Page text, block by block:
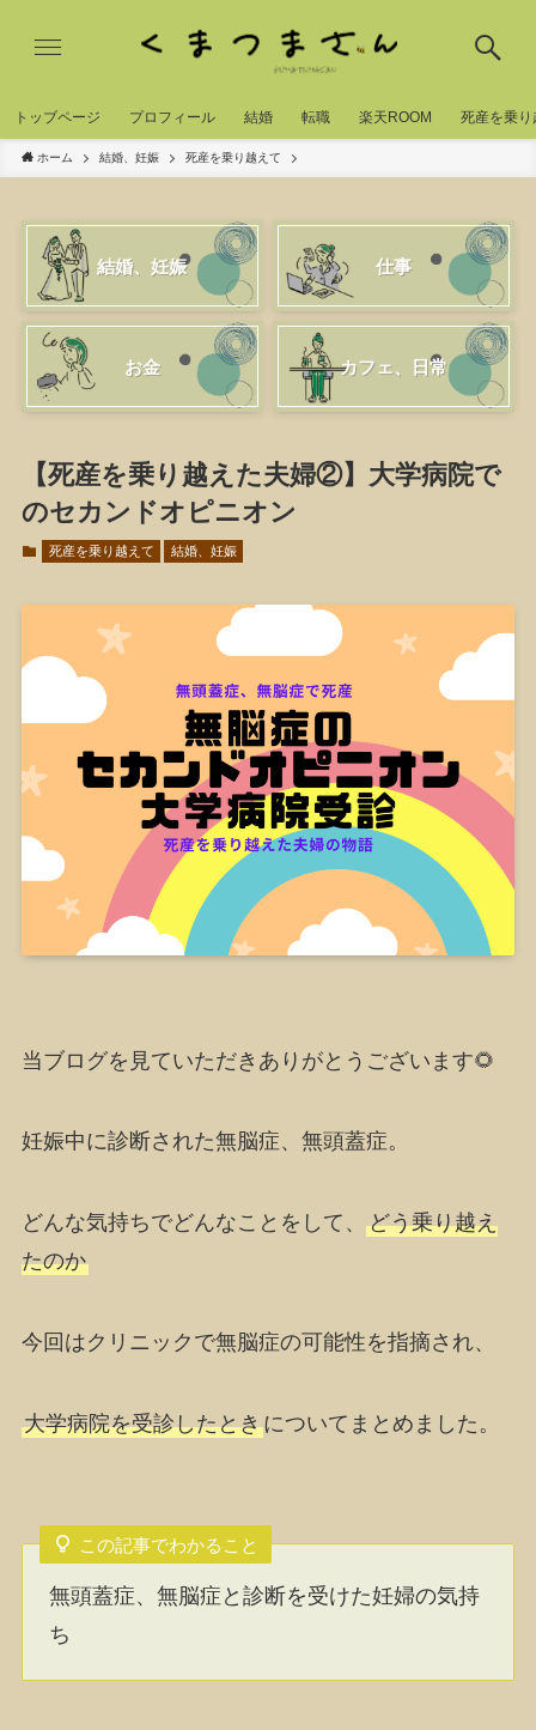
トッブページ プロフィール 結婚 転職 楽天ROOM 死産を乗り
ホーム 結婚、妊娠 死産を乗り越えて
結婚、妊娠 仕事
お金 カフェ、日常
【死産を乗り越えた夫婦②】大学病院で
のセカンドオピニオン
死産を乗り越えて 結婚、妊娠
当ブログを見ていただきありがとうございます🌻
妊娠中に診断された無脳症、無頭蓋症。
どんな気持ちでどんなことをして、 どう乗り越え
たのか
今回はクリニックで無脳症の可能性を指摘され、
大学病院を受診したときについてまとめました。
この記事でわかること
無頭蓋症、無脳症と診断を受けた妊婦の気持
ち